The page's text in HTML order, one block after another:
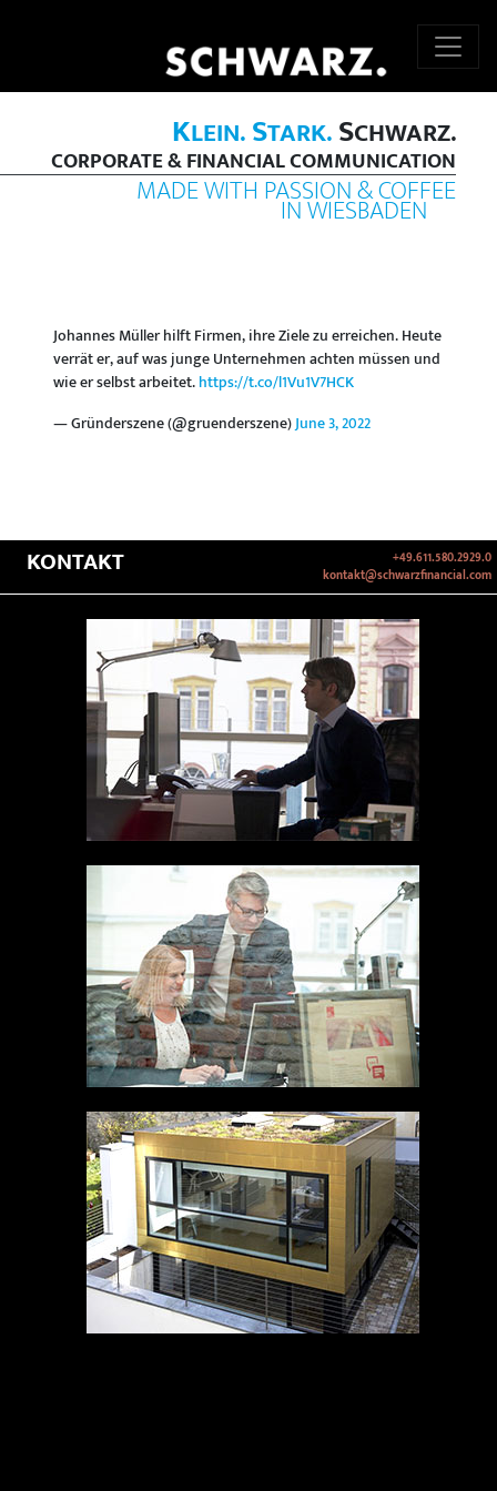
KLEIN.STARK.SCHWARZ.
CORPORATE & FINANCIAL COMMUNICATION
MADE WITH PASSION & COFFEE
IN WIESBADEN
Johannes Müller hilft Firmen, ihre Ziele zu erreichen. Heute
verrät er, auf was junge Unternehmen achten müssen und
wie er selbst arbeitet.https://t.co/l1Vu1V7HCK
— Gründerszene (@gruenderszene)June 3, 2022
KONTAKT
+49.611.580.2929.0
kontakt@schwarzfinancial.com